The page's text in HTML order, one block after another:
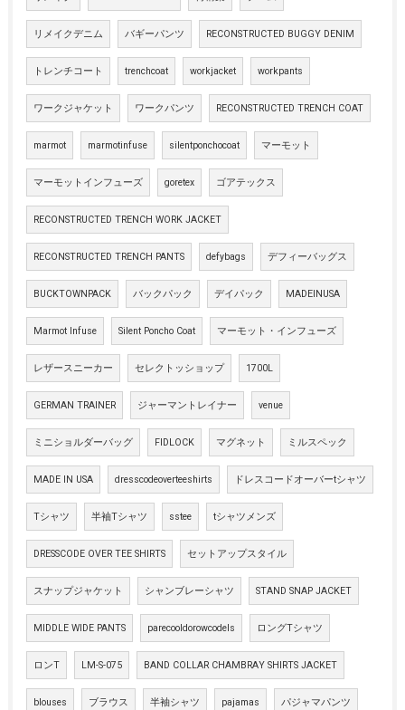
リメイクデニム バギーパンツ RECONSTRUCTED BUGGY DENIM
トレンチコート trenchcoat workjacket workpants
ワークジャケット ワークパンツ RECONSTRUCTED TRENCH COAT
marmot marmotinfuse silentponchocoat マーモット
マーモットインフューズ goretex ゴアテックス
RECONSTRUCTED TRENCH WORK JACKET
RECONSTRUCTED TRENCH PANTS defybags デフィーバッグス
BUCKTOWNPACK バックパック デイパック MADEINUSA
Marmot Infuse Silent Poncho Coat マーモット・インフューズ
レザースニーカー セレクトッショップ 1700L
GERMAN TRAINER ジャーマントレイナー venue
ミニショルダーバッグ FIDLOCK マグネット ミルスペック
MADE IN USA dresscodeoverteeshirts ドレスコードオーバーtシャツ
Tシャツ 半袖Tシャツ sstee tシャツメンズ
DRESSCODE OVER TEE SHIRTS セットアップスタイル
スナップジャケット シャンブレーシャツ STAND SNAP JACKET
MIDDLE WIDE PANTS parecooldorowcodels ロングTシャツ
ロンT LM-S-075 BAND COLLAR CHAMBRAY SHIRTS JACKET
blouses ブラウス 半袖シャツ pajamas パジャマパンツ